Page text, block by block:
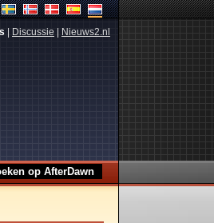
Discussie Nieuws2.nl